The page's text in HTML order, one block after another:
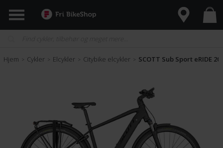
Hjem > Cykler > Elcykler > Citybike elcykler > SCOTT Sub Sport eRIDE 20